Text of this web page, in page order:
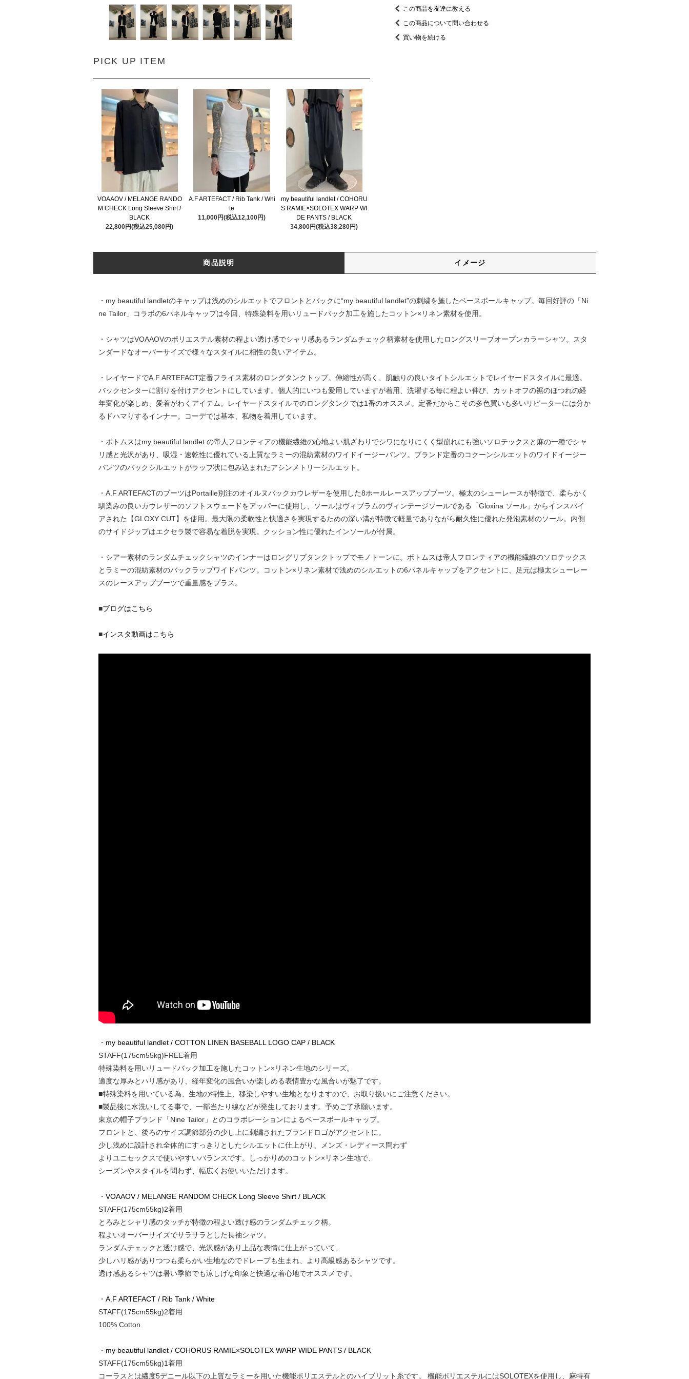
PICK UP ITEM
VOAAOV / MELANGE RANDO
M CHECK Long Sleeve Shirt /
BLACK
22,800円(税込25,080円)
A.F ARTEFACT / Rib Tank / Whi
te
11,000円(税込12,100円)
my beautiful landlet / COHORU
S RAMIE×SOLOTEX WARP WI
DE PANTS / BLACK
34,800円(税込38,280円)
この商品を友達に教える
この商品について問い合わせる
買い物を続ける
商品説明 イメージ
・my beautiful landletのキャップは浅めのシルエットでフロントとバックに“my beautiful landlet”の刺繍を施したベースボールキャップ。毎回好評の「Ni
ne Tailor」コラボの6パネルキャップは今回、特殊染料を用いリュードバック加工を施したコットン×リネン素材を使用。
・シャツはVOAAOVのポリエステル素材の程よい透け感でシャリ感あるランダムチェック柄素材を使用したロングスリーブオープンカラーシャツ。スタ
ンダードなオーバーサイズで様々なスタイルに相性の良いアイテム。
・レイヤードでA.F ARTEFACT定番フライス素材のロングタンクトップ。伸縮性が高く、肌触りの良いタイトシルエットでレイヤードスタイルに最適。
バックセンターに割りを付けアクセントにしています。個人的にいつも愛用していますが着用、洗濯する毎に程よい伸び、カットオフの裾のほつれの経
年変化が楽しめ、愛着がわくアイテム。レイヤードスタイルでのロングタンクでは1番のオススメ。定番だからこその多色買いも多いリピーターには分か
るドハマりするインナー。コーデでは基本、私物を着用しています。
・ボトムスはmy beautiful landlet の帝人フロンティアの機能繊維の心地よい肌ざわりでシワになりにくく型崩れにも強いソロテックスと麻の一種でシャ
リ感と光沢があり、吸湿・速乾性に優れている上質なラミーの混紡素材のワイドイージーパンツ。ブランド定番のコクーンシルエットのワイドイージー
パンツのバックシルエットがラップ状に包み込まれたアシンメトリーシルエット。
・A.F ARTEFACTのブーツはPortaille別注のオイルヌバックカウレザーを使用した8ホールレースアップブーツ。極太のシューレースが特徴で、柔らかく
馴染みの良いカウレザーのソフトスウェードをアッパーに使用し、ソールはヴィブラムのヴィンテージソールである「Gloxina ソール」からインスパイ
アされた【GLOXY CUT】を使用。最大限の柔軟性と快適さを実現するための深い溝が特徴で軽量でありながら耐久性に優れた発泡素材のソール。内側
のサイドジップはエクセラ製で容易な着脱を実現。クッション性に優れたインソールが付属。
・シアー素材のランダムチェックシャツのインナーはロングリブタンクトップでモノトーンに。ボトムスは帝人フロンティアの機能繊維のソロテックス
とラミーの混紡素材のバックラップワイドパンツ。コットン×リネン素材で浅めのシルエットの6パネルキャップをアクセントに、足元は極太シューレー
スのレースアップブーツで重量感をプラス。
■ブログはこちら
■インスタ動画はこちら
・ my beautiful landlet / COTTON LINEN BASEBALL LOGO CAP / BLACK
STAFF(175cm55kg)FREE着用
特殊染料を用いリュードバック加工を施したコットン×リネン生地のシリーズ。
適度な厚みとハリ感があり、経年変化の風合いが楽しめる表情豊かな風合いが魅了です。
■特殊染料を用いている為、生地の特性上、移染しやすい生地となりますので、お取り扱いにご注意ください。
■製品後に水洗いしてる事で、一部当たり線などが発生しております。予めご了承願います。
東京の帽子ブランド「Nine Tailor」とのコラボレーションによるベースボールキャップ。
フロントと、後ろのサイズ調節部分の少し上に刺繍されたブランドロゴがアクセントに。
少し浅めに設計され全体的にすっきりとしたシルエットに仕上がり、メンズ・レディース問わず
よりユニセックスで使いやすいバランスです。しっかりめのコットン×リネン生地で、
シーズンやスタイルを問わず、幅広くお使いいただけます。
・ VOAAOV / MELANGE RANDOM CHECK Long Sleeve Shirt / BLACK
STAFF(175cm55kg)2着用
とろみとシャリ感のタッチが特徴の程よい透け感のランダムチェック柄。
程よいオーバーサイズでサラサラとした長袖シャツ。
ランダムチェックと透け感で、光沢感があり上品な表情に仕上がっていて、
少しハリ感がありつつも柔らかい生地なのでドレープも生まれ、より高級感あるシャツです。
透け感あるシャツは暑い季節でも涼しげな印象と快適な着心地でオススメです。
・ A.F ARTEFACT / Rib Tank / White
STAFF(175cm55kg)2着用
100% Cotton
・ my beautiful landlet / COHORUS RAMIE×SOLOTEX WARP WIDE PANTS / BLACK
STAFF(175cm55kg)1着用
コーラスとは繊度5デニール以下の上質なラミーを用いた機能ポリエステルとのハイブリット糸です。 機能ポリエステルにはSOLOTEXを使用し、麻特有